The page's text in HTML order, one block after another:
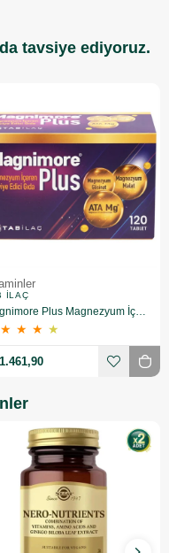
tavsiye ediyoruz.
İLAÇ
Magnimore Plus Magnezyum İçeren Takviye Edici Gıda 120 Tablet
★ ★ ★ ★